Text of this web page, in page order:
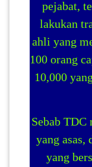
pejabat,
lakukan
ahli yang
100 orang
10,000
Sebab
yang asas,
yang